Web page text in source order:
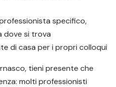
specifico,
dove si trova
di casa per i propri colloqui
tieni presente che
molti professionisti